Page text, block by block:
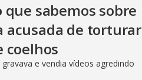
que sabemos sobre
acusada de torturar
coelhos
e vendia vídeos agredindo